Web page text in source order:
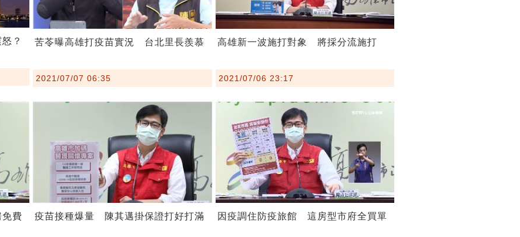
？ 苦苓曝高雄打疫苗實況 台北里長羨慕
2021/07/07 06:35
高雄新一波施打對象 將採分流施打
2021/07/06 23:17
費 疫苗接種爆量 陳其邁掛保證打好打滿 因疫調住防疫旅館 這房型市府全買單